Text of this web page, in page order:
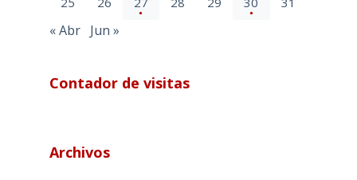
« Abr Jun »
Contador de visitas
Archivos